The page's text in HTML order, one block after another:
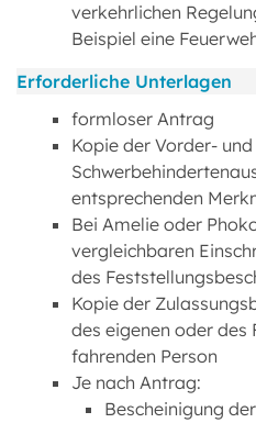
verkehrlichen
Beispiel eine
Erforderliche Unterlagen
formloser Antrag
Kopie der Vorder-
entsprechenden
Bei Amelie oder
vergleichbaren
des
Kopie der
des eigenen oder des
fahrenden Person
Je nach Antrag:
Bescheinigung